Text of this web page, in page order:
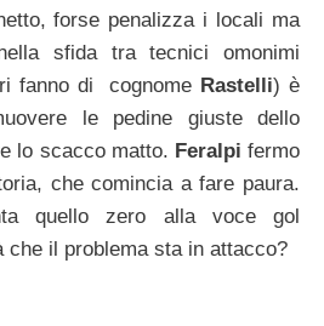
forse penalizza i locali ma
sfida tra tecnici omonimi
fanno di cognome Rastelli) è
le pedine giuste dello
lo scacco matto. Feralpifermo
che comincia a fare paura.
quello zero alla voce gol
che il problema sta in attacco?